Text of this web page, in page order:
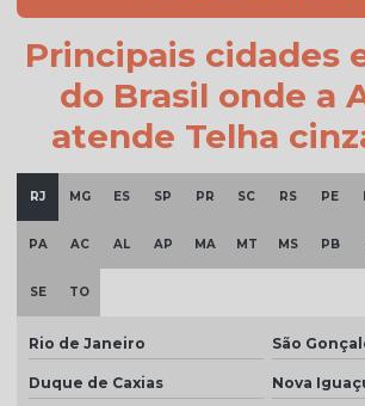
Telha cinza escuro
Telha cinza pérola
Telha cinza preço
Telha colonial bege preço
Telha colonial esmaltada
Telha colonial esmaltada branca
Principais cidades
do Brasil onde a
atende Telha
RJ MG ES SP PR SC RS PE
PA AC AL AP MA MT MS PB
SE TO
Rio de Janeiro São
Duque de Caxias Nova